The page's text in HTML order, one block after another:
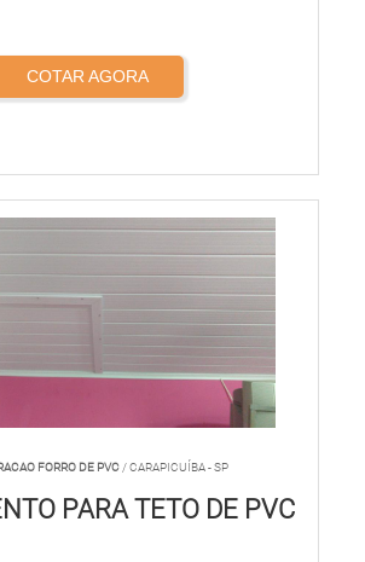
COTAR AGORA
FORRO DE PVC/ CARAPICUÍBA - SP
PARA TETO DE PVC